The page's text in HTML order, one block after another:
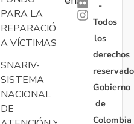
PARA LA
REPARACIÓN
A VÍCTIMAS
SNARIV-
SISTEMA
NACIONAL
DE
-
Todos
los
derechos
Gobierno
de
Colombia